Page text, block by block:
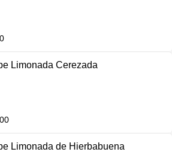
Limonada Cerezada
Limonada de Hierbabuena